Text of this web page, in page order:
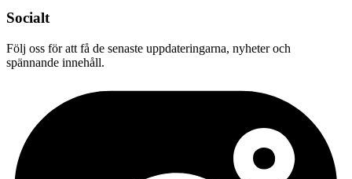
Socialt
Följ oss för att få de senaste uppdateringarna, nyheter och
spännande innehåll.